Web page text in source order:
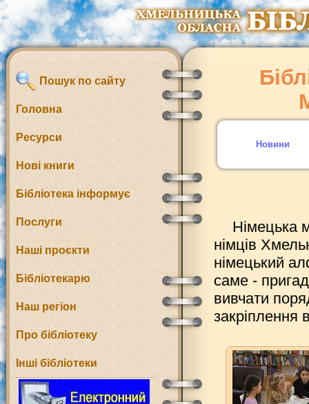
Пошук по сайту
Головна
Ресурси
Нові книги
Бібліотека інформує
Послуги
Наші проєкти
Бібліотекарю
Наш регіон
Про бібліотеку
Інші бібліотеки
Новини
Німецька
німців
німецький
саме -
вивчати
закріплення